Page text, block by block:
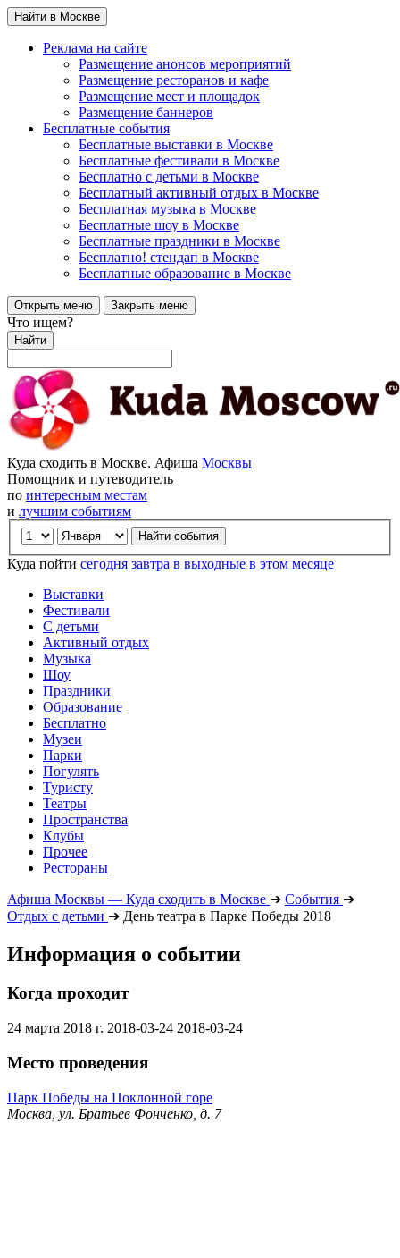
Найти в Москве
Реклама на сайте
Размещение анонсов мероприятий
Размещение ресторанов и кафе
Размещение мест и площадок
Размещение баннеров
Бесплатные события
Бесплатные выставки в Москве
Бесплатные фестивали в Москве
Бесплатно с детьми в Москве
Бесплатный активный отдых в Москве
Бесплатная музыка в Москве
Бесплатные шоу в Москве
Бесплатные праздники в Москве
Бесплатно! стендап в Москве
Бесплатные образование в Москве
Открыть меню Закрыть меню
Что ищем?
Найти
Куда сходить в Москве. Афиша Москвы
Помощник и путеводитель
по интересным местам
и лучшим событиям
Куда пойти сегодня завтра в выходные в этом месяце
Выставки
Фестивали
С детьми
Активный отдых
Музыка
Шоу
Праздники
Образование
Бесплатно
Музеи
Парки
Погулять
Туристу
Театры
Пространства
Клубы
Прочее
Рестораны
Афиша Москвы — Куда сходить в Москве ➔ События ➔
Отдых с детьми ➔ День театра в Парке Победы 2018
Информация о событии
Когда проходит
24 марта 2018 г. 2018-03-24 2018-03-24
Место проведения
Парк Победы на Поклонной горе
Москва, ул. Братьев Фонченко, д. 7